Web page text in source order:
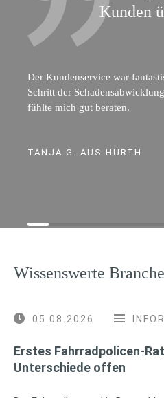
Kunden
Der Kundenservice war
Schritt der
fühlte mich gut beraten.
TANJA G. AUS HÜRTH
Wissenswerte
05.08.2026
Erstes Fahrradpolicen-
Unterschiede offen